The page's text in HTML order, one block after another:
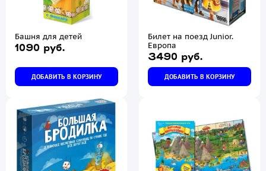
Башня для детей
1090 руб.
ДОБАВИТЬ В КОРЗИНУ
Билет на поезд Junior.
Европа
3490 руб.
ДОБАВИТЬ В КОРЗИНУ